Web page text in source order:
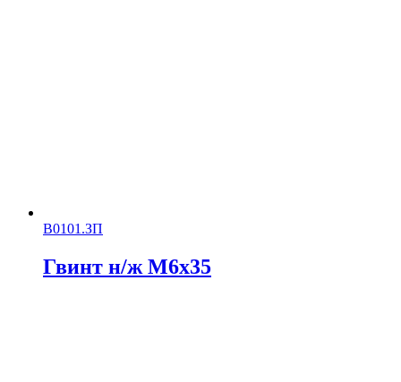
В0101.ЗП
Гвинт н/ж М6х35